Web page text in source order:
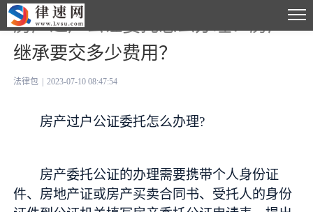
房产过户公证委托怎么办理？房产
继承要交多少费用？
法律包 2023-07-10 08:47:54
房产过户公证委托怎么办理?
房产委托公证的办理需要携带个人身份证
件、房地产证或房产买卖合同书、受托人的身份